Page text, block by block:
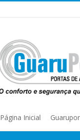
Página Inicial